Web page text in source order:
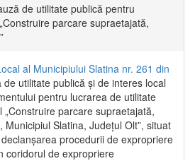
de utilitate publică pentru
parcare supraetajată,
al Municipiului Slatina nr. 261 din
de utilitate publică și de interes local
pentru lucrarea de utilitate
parcare supraetajată,
Slatina, Județul Olt”, situat
procedurii de expropriere
coridorul de expropriere